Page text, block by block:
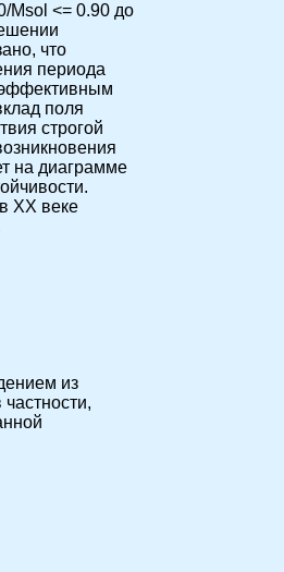
Msol <= 0.90 до
что
периода
эффективным
поля
строгой
на диаграмме
XX веке
из